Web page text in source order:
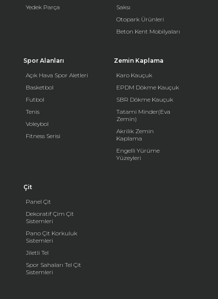
Yedek Parça
Saksı
Otopark Ürünleri
Beton Kent Mobilyaları
Spor Alanları
Açık Hava Spor Aletleri
Basketbol
Futbol
Tenis
Voleybol
Fitness Serisi
Zemin Kaplama
Karo Kauçuk
EPDM Dökme Kauçuk
SBR Dökme Kauçuk
Tatami Minder(Eva
Zemin)
Akrilik Zemin
Kaplama
Engelli Yürüme
Yüzeyleri
Çit
Panel Çit
Dekoratif Çim Çit
Sistemleri
Pano Çit Korkuluk
Sistemleri
Jiletli Tel
Spor Sahaları Tel Çit
Sistemleri